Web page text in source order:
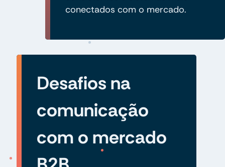
conectados com o mercado.
Desafios na
comunicação
com o mercado